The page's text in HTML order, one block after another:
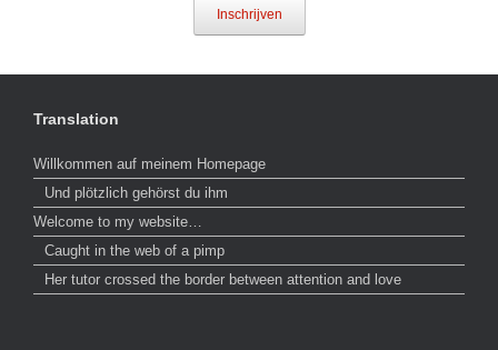
Inschrijven
Translation
Willkommen auf meinem Homepage
Und plötzlich gehörst du ihm
Welcome to my website…
Caught in the web of a pimp
Her tutor crossed the border between attention and love